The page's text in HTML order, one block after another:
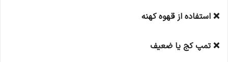
❌ استفاده از قهوه کهنه
❌ تمپ کج یا ضعیف